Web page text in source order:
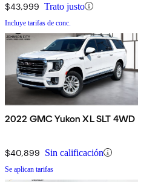
$43,999 Trato justo
Incluye tarifas de conc.
2022 GMC Yukon XL SLT 4WD
$40,899 Sin calificación
Se aplican tarifas